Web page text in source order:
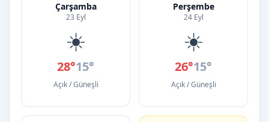
Çarşamba
23 Eyl
☀️
28°15°
Açık / Güneşli
Perşembe
24 Eyl
☀️
26°15°
Açık / Güneşli